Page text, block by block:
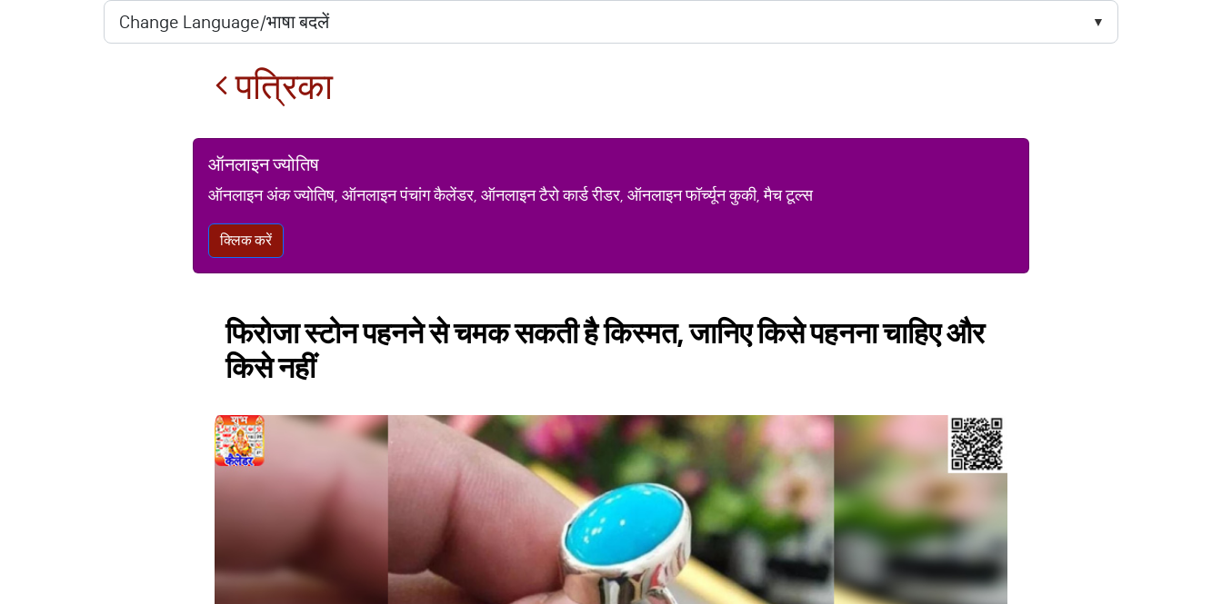
पत्रिका
ऑनलाइन ज्योतिष
ऑनलाइन अंक ज्योतिष, ऑनलाइन पंचांग कैलेंडर, ऑनलाइन टैरो कार्ड रीडर, ऑनलाइन फॉर्च्यून कुकी, मैच टूल्स
क्लिक करें
फिरोजा स्टोन पहनने से चमक सकती है किस्मत, जानिए किसे पहनना चाहिए और
किसे नहीं